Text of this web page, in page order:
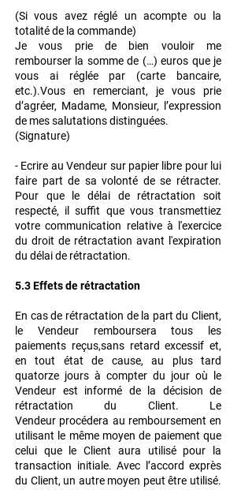
(Si vous avez réglé un acompte ou la
totalité de la commande)
Je vous prie de bien vouloir me
rembourser la somme de (…) euros que je
vous ai réglée par (carte bancaire,
etc.).Vous en remerciant, je vous prie
d’agréer, Madame, Monsieur, l’expression
de messalutations distinguées.
(Signature)
- Ecrire au Vendeur sur papier libre pour lui
faire part de sa volonté de se rétracter.
Pour que
le délai de rétractation soit
respecté, il suffit que vous transmettiez
votre communication relative à l'exercice
du droit de rétractation avant l'expiration
du délai de rétractation.
5.3 Effets de rétractation
En cas de rétractation de la part du Client,
le Vendeur remboursera tous les
paiements reçus,sans retard excessif et,
en tout état de cause, au plus tard
quatorze jours à compter du jour où le
Vendeur est informé de la décision de
rétractation du Client. Le
Vendeur procédera au remboursement en
utilisant le même moyen de paiement que
celui que leClient aura utilisé pour la
transaction initiale. Avec l’accord exprès
du Client, un autre moyen peut être utilisé.